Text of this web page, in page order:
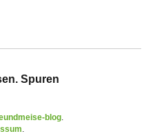
Spuren
blog